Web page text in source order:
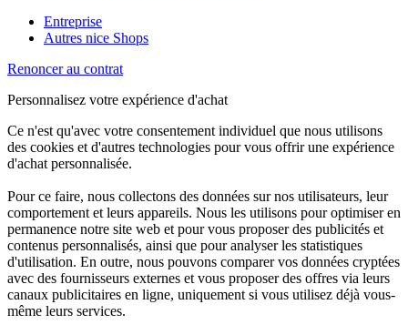
Entreprise
Autres nice Shops
Renoncer au contrat
Personnalisez votre expérience d'achat
Ce n'est qu'avec votre consentement individuel que nous utilisons
des cookies et d'autres technologies pour vous offrir une expérience
d'achat personnalisée.
Pour ce faire, nous collectons des données sur nos utilisateurs, leur
comportement et leurs appareils. Nous les utilisons pour optimiser en
permanence notre site web et pour vous proposer des publicités et
contenus personnalisés, ainsi que pour analyser les statistiques
d'utilisation. En outre, nous pouvons comparer vos données cryptées
avec des fournisseurs externes et vous proposer des offres via leurs
canaux publicitaires en ligne, uniquement si vous utilisez déjà vous-
même leurs services.